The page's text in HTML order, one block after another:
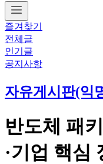
즐겨찾기
전체글
인기글
공지사항
자유게시판(익
반도체 패
·기업 핵심